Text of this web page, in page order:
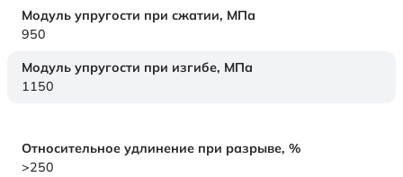
Модуль упругости при сжатии, МПа
950
Модуль упругости при изгибе, МПа
1150
Относительное удлинение при разрыве, %
>250